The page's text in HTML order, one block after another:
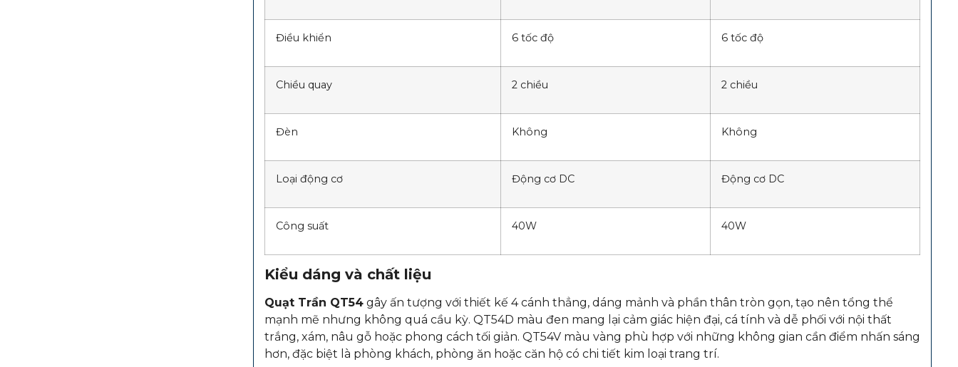
Điều khiển 6 tốc độ 6 tốc độ
Chiều quay 2 chiều 2 chiều
Đèn Không Không
Loại động cơ Động cơ DC Động cơ DC
Công suất 40W 40W
Kiểu dáng và chất liệu
Quạt Trần QT54gây ấn tượng với thiết kế 4 cánh thẳng, dáng mảnh và phần thân tròn gọn, tạo nên tổng thể
mạnh mẽ nhưng không quá cầu kỳ. QT54D màu đen mang lại cảm giác hiện đại, cá tính và dễ phối với nội thất
trắng, xám, nâu gỗ hoặc phong cách tối giản. QT54V màu vàng phù hợp với những không gian cần điểm nhấn sáng
hơn, đặc biệt là phòng khách, phòng ăn hoặc căn hộ có chi tiết kim loại trang trí.